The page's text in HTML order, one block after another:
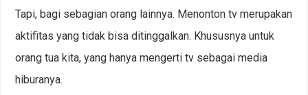
Tapi, bagi sebagian orang lainnya. Menonton tv merupakan
aktifitas yang tidak bisa ditinggalkan. Khususnya untuk
orang tua kita, yang hanya mengerti tv sebagai media
hiburanya.